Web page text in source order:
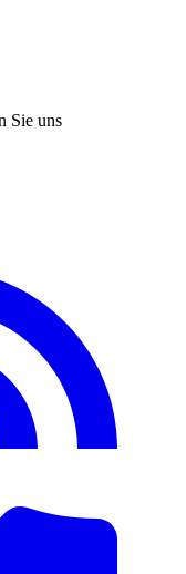
Sie uns